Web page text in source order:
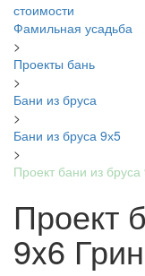
стоимости
Фамильная усадьба
>
Проекты бань
>
Бани из бруса
>
Бани из бруса 9х5
>
Проект бани из
Проект
9x6